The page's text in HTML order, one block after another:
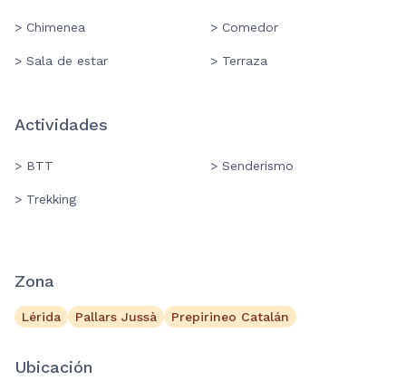
> Chimenea > Comedor
> Sala de estar > Terraza
Actividades
> BTT > Senderismo
> Trekking
Zona
Lérida Pallars Jussà Prepirineo Catalán
Ubicación